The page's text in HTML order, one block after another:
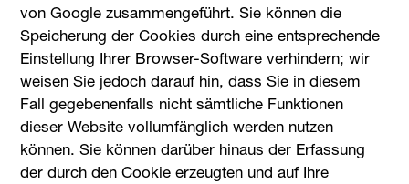
von Google zusammengeführt. Sie können die
Speicherung der Cookies durch eine entsprechende
Einstellung Ihrer Browser-Software verhindern; wir
weisen Sie jedoch darauf hin, dass Sie in diesem
Fall gegebenenfalls nicht sämtliche Funktionen
dieser Website vollumfänglich werden nutzen
können. Sie können darüber hinaus der Erfassung
der durch den Cookie erzeugten und auf Ihre